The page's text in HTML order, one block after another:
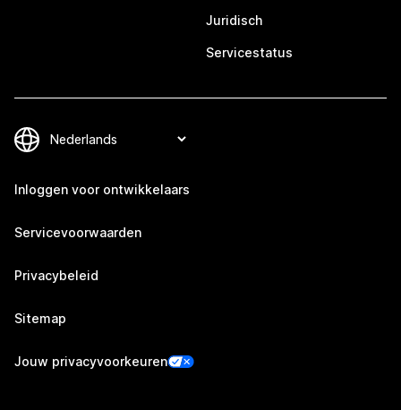
Juridisch
Servicestatus
Inloggen voor ontwikkelaars
Servicevoorwaarden
Privacybeleid
Sitemap
Jouw privacyvoorkeuren